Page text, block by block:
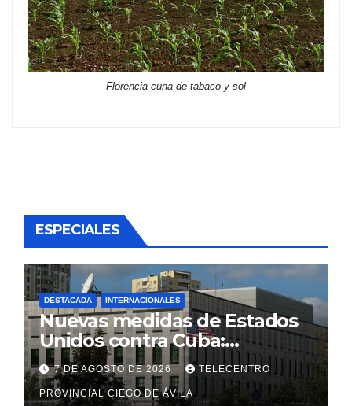
Florencia cuna de tabaco y sol
ESPECIALES
DESTACADA INTERNACIONALES
Nuevas medidas de Estados
Unidos contra Cuba:
Washington apunta a la
cooperación militar con Rusia
y China
7 DE AGOSTO DE 2026 TELECENTRO
PROVINCIAL CIEGO DE ÁVILA